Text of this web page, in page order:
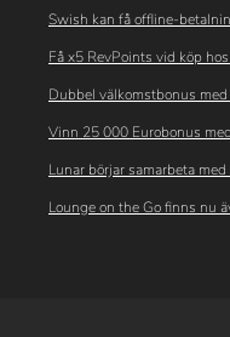
Swish kan få offline-
Få x5 RevPoints vid köp
Dubbel välkomstbonus
Vinn 25 000 Eurobonus
Lunar börjar samarbeta med
Lounge on the Go finns nu